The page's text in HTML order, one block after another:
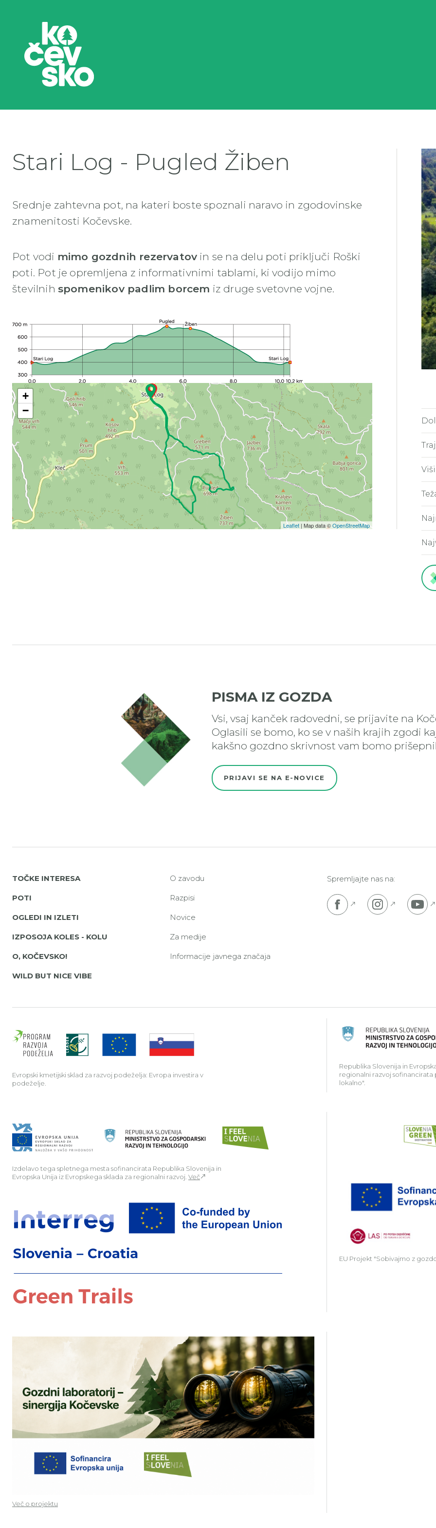
Stari Log - Pugled Žiben
Srednje zahtevna pot, na kateri boste spoznali naravo in zgodovinske
znamenitosti Kočevske.
Pot vodi mimo gozdnih rezervatov in se na delu poti priključi Roški
poti. Pot je opremljena z informativnimi tablami, ki vodijo mimo
številnih spomenikov padlim borcem iz druge svetovne vojne.
+
−
Leaflet | Map data ©OpenStreetMap
PISMA IZ GOZDA
Vsi, vsaj kanček radovedni, se prijavite na
Oglasili se bomo, ko se v naših krajih zgodi
kakšno gozdno skrivnost vam bomo
PRIJAVI SE NA E-NOVICE
TOČKE INTERESA
POTI
OGLEDI IN IZLETI
IZPOSOJA KOLES - KOLU
O, KOČEVSKO!
WILD BUT NICE VIBE
O zavodu
Razpisi
Novice
Za medije
Informacije javnega značaja
Spremljajte nas na:
Pojdi na Facebook
Pojdi na
Evropski kmetijski sklad za razvoj podeželja: Evropa
Evropski kmetijski sklad za razvoj podeželja: Evropa investira v
podeželje.
Republika Slovenija in
regionalni razvoj
lokalno".
Izdelavo tega spletnega mesta sofinancirata Republika Slovenija in
Evropska Unija iz Evropskega sklada za regionalni razvoj. Več
Zavod Kočevsko partner v projektu
EU Projekt "Sobivajmo z
Več o projektu